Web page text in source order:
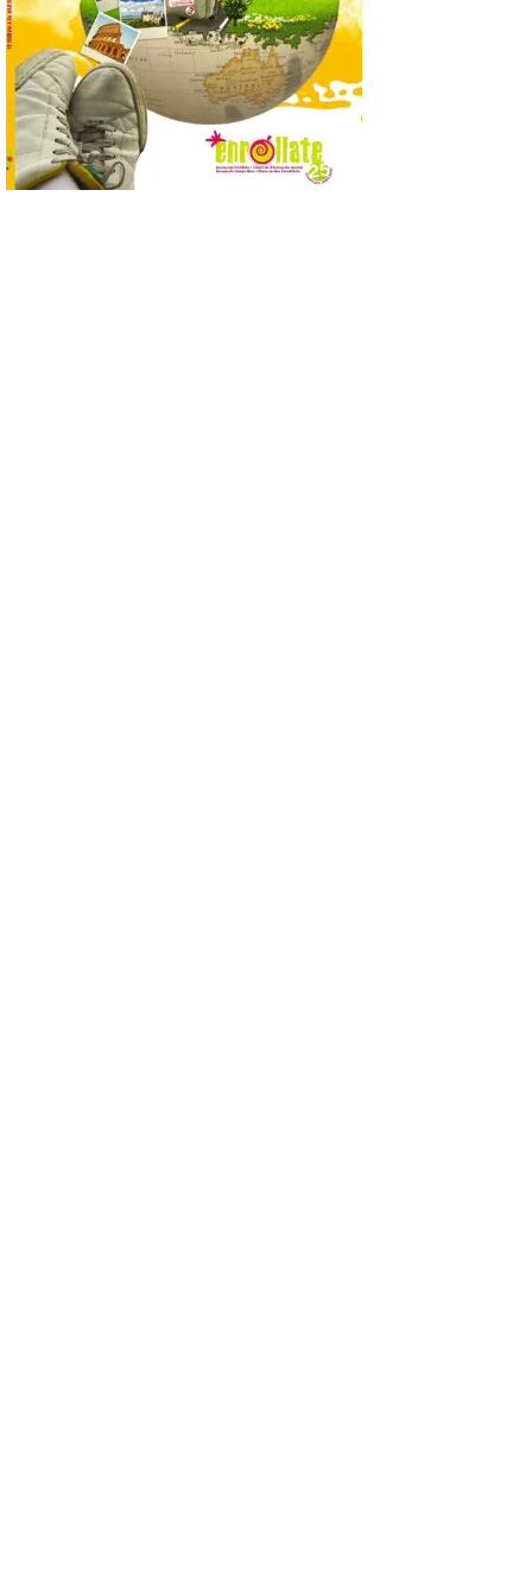
Nolan. La pieza de vídeo
reúne una selección de
obras relacionadas con la
Antigüedad clásica, la mitología y los
viajes, que se suceden al ritmo de un
evocador tema de La […]
Patrimonio Nacional